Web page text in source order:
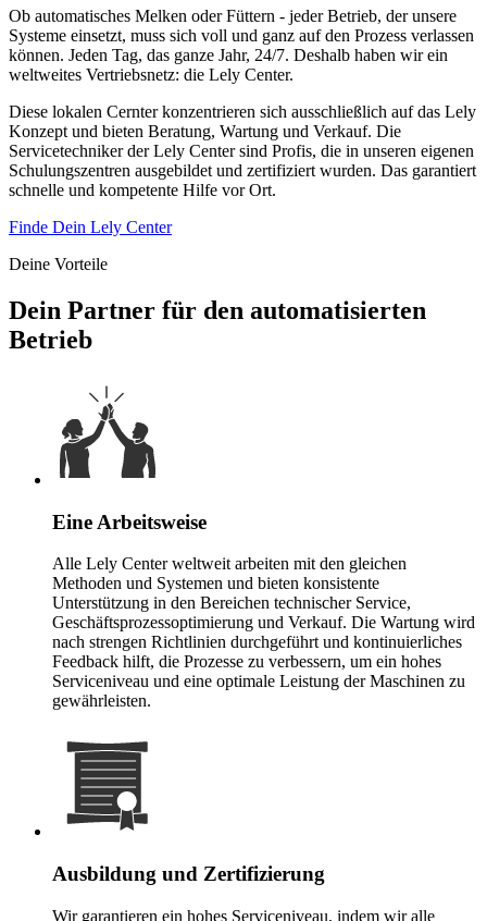
Ob automatisches Melken oder Füttern - jeder Betrieb, der unsere
Systeme einsetzt, muss sich voll und ganz auf den Prozess verlassen
können. Jeden Tag, das ganze Jahr, 24/7. Deshalb haben wir ein
weltweites Vertriebsnetz: die Lely Center.
Diese lokalen Cernter konzentrieren sich ausschließlich auf das Lely
Konzept und bieten Beratung, Wartung und Verkauf. Die
Servicetechniker der Lely Center sind Profis, die in unseren eigenen
Schulungszentren ausgebildet und zertifiziert wurden. Das garantiert
schnelle und kompetente Hilfe vor Ort.
Finde Dein Lely Center
Deine Vorteile
Dein Partner für den automatisierten
Betrieb
Eine Arbeitsweise
Alle Lely Center weltweit arbeiten mit den gleichen
Methoden und Systemen und bieten konsistente
Unterstützung in den Bereichen technischer Service,
Geschäftsprozessoptimierung und Verkauf. Die Wartung wird
nach strengen Richtlinien durchgeführt und kontinuierliches
Feedback hilft, die Prozesse zu verbessern, um ein hohes
Serviceniveau und eine optimale Leistung der Maschinen zu
gewährleisten.
Ausbildung und Zertifizierung
Wir garantieren ein hohes Serviceniveau, indem wir alle